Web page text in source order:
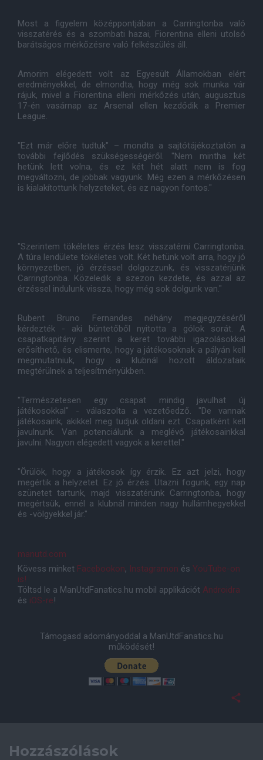
Most a figyelem középpontjában a Carringtonba való
visszatérés és a szombati hazai, Fiorentina elleni utolsó
barátságos mérkőzésre való felkészülés áll.
Amorim elégedett volt az Egyesült Államokban elért
eredményekkel, de elmondta, hogy még sok munka vár
rájuk, mivel a Fiorentina elleni mérkőzés után, augusztus
17-én vasárnap az Arsenal ellen kezdődik a Premier
League.
"Ezt már előre tudtuk" – mondta a sajtótájékoztatón a
további fejlődés szükségességéről. "Nem mintha két
hetünk lett volna, és ez két hét alatt nem is fog
megváltozni, de jobbak vagyunk. Még ezen a mérkőzésen
is kialakítottunk helyzeteket, és ez nagyon fontos."
"Szerintem tökéletes érzés lesz visszatérni Carringtonba.
A túra lendülete tökéletes volt. Két hetünk volt arra, hogy jó
környezetben, jó érzéssel dolgozzunk, és visszatérjünk
Carringtonba. Közeledik a szezon kezdete, és azzal az
érzéssel indulunk vissza, hogy még sok dolgunk van."
Rubent Bruno Fernandes néhány megjegyzéséről
kérdezték - aki büntetőből nyitotta a gólok sorát. A
csapatkapitány szerint a keret további igazolásokkal
erősíthető, és elismerte, hogy a játékosoknak a pályán kell
megmutatniuk, hogy a klubnál hozott áldozataik
megtérülnek a teljesítményükben.
"Természetesen egy csapat mindig javulhat új
játékosokkal" - válaszolta a vezetőedző. "De vannak
játékosaink, akikkel meg tudjuk oldani ezt. Csapatként kell
javulnunk. Van potenciálunk a meglévő játékosainkkal
javulni. Nagyon elégedett vagyok a kerettel."
"Örülök, hogy a játékosok így érzik. Ez azt jelzi, hogy
megértik a helyzetet. Ez jó érzés. Utazni fogunk, egy nap
szünetet tartunk, majd visszatérünk Carringtonba, hogy
megértsük, ennél a klubnál minden nagy hullámhegyekkel
és -völgyekkel jár."
manutd.com
Kövess minket Facebookon, Instagramon és YouTube-on
is!
Töltsd le a ManUtdFanatics.hu mobil applikációt Androidra
és iOS-re!
Támogasd adományoddal a ManUtdFanatics.hu
működését!
Hozzászólások